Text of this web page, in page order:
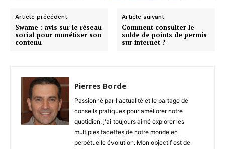
Article précédent
Swame : avis sur le réseau
social pour monétiser son
contenu
Article suivant
Comment consulter le
solde de points de permis
sur internet ?
Pierres Borde
Passionné par l'actualité et le partage de
conseils pratiques pour améliorer notre
quotidien, j'ai toujours aimé explorer les
multiples facettes de notre monde en
perpétuelle évolution. Mon objectif est de